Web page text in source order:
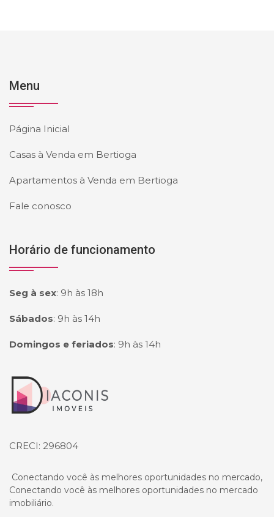
Menu
Página Inicial
Casas à Venda em Bertioga
Apartamentos à Venda em Bertioga
Fale conosco
Horário de funcionamento
Seg à sex: 9h às 18h
Sábados: 9h às 14h
Domingos e feriados: 9h às 14h
Página inicial
CRECI: 296804
Conectando você às melhores oportunidades no mercado,
Conectando você às melhores oportunidades no mercado
imobiliário.